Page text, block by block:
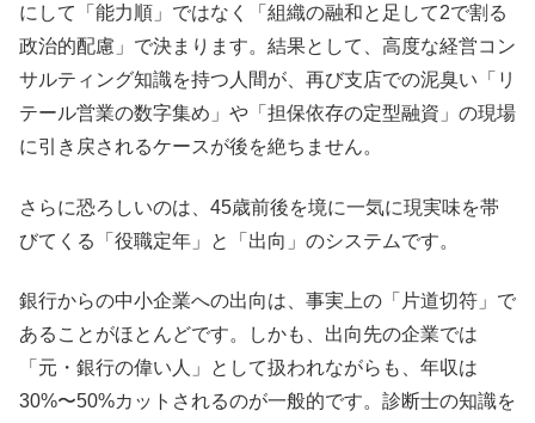
にして「能力順」ではなく「組織の融和と足して2で割る
政治的配慮」で決まります。結果として、高度な経営コン
サルティング知識を持つ人間が、再び支店での泥臭い「リ
テール営業の数字集め」や「担保依存の定型融資」の現場
に引き戻されるケースが後を絶ちません。
さらに恐ろしいのは、45歳前後を境に一気に現実味を帯
びてくる「役職定年」と「出向」のシステムです。
銀行からの中小企業への出向は、事実上の「片道切符」で
あることがほとんどです。しかも、出向先の企業では
「元・銀行の偉い人」として扱われながらも、年収は
30%〜50%カットされるのが一般的です。診断士の知識を